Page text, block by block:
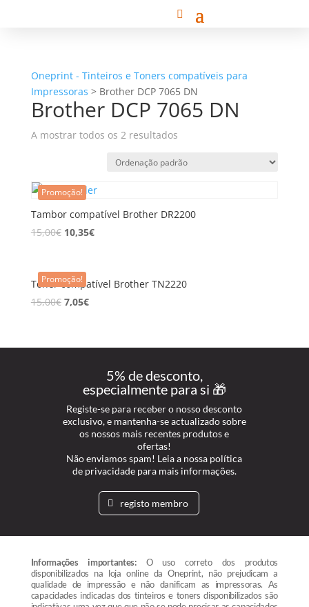
Oneprint - Tinteiros e Toners compatíveis para
Impressoras > Brother DCP 7065 DN
Brother DCP 7065 DN
A mostrar todos os 2 resultados
Promoção!
Tambor compatível Brother DR2200
15,00€ 10,35€
Promoção!
Toner compatível Brother TN2220
15,00€ 7,05€
5% de desconto,
especialmente para si 🎁
Registe-se para receber o nosso desconto
exclusivo, e mantenha-se actualizado sobre
os nossos mais recentes produtos e
ofertas!
Não enviamos spam! Leia a nossa política
de privacidade para mais informações.
registo membro
Informações importantes: O uso correto dos produtos
disponibilizados na loja online da Oneprint, não prejudicam a
qualidade de impressão e não danificam as impressoras. As
capacidades indicadas dos tinteiros e toners disponibilizados são